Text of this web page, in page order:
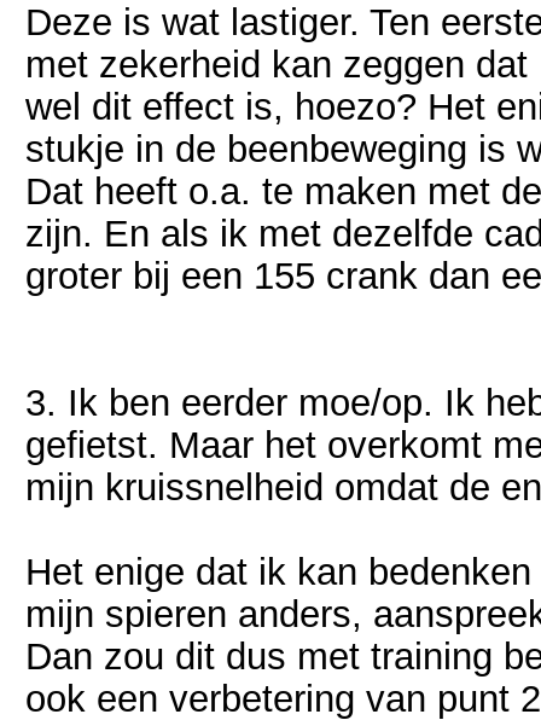
Deze is wat lastiger. Ten
met zekerheid kan zeggen
wel dit effect is, hoezo? Het
stukje in de beenbeweging is
Dat heeft o.a. te maken met
zijn. En als ik met dezelfde
groter bij een 155 crank dan
3. Ik ben eerder moe/op. Ik
gefietst. Maar het overkomt
mijn kruissnelheid omdat de
Het enige dat ik kan
mijn spieren anders,
Dan zou dit dus met training
ook een verbetering van punt